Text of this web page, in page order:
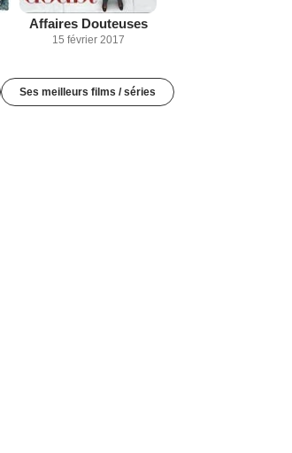
Affaires Douteuses
15 février 2017
Ses meilleurs films / séries